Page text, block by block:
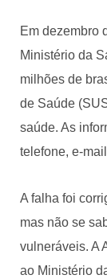
Em dezembro
Ministério da
milhões de
de Saúde
saúde. As
telefone, e-
A falha foi
mas não se
vulneráveis. A
ao Ministério